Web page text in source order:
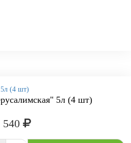
5л (4 шт)
540